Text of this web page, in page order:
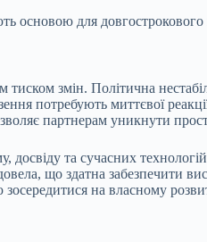
основою для
змін. Політична
потребують миттєвої
партнерам уникнути
досвіду та сучасних
що здатна забезпечити
на власному